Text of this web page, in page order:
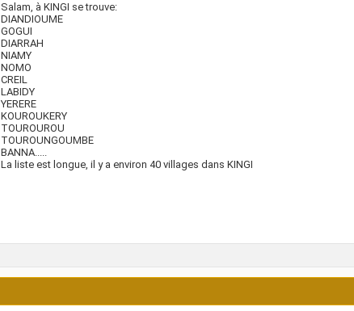
Salam, à KINGI se trouve:
DIANDIOUME
GOGUI
DIARRAH
NIAMY
NOMO
CREIL
LABIDY
YERERE
KOUROUKERY
TOUROUROU
TOUROUNGOUMBE
BANNA.....
La liste est longue, il y a environ 40 villages dans KINGI